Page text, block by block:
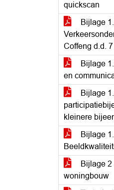
quickscan
Bijlage
Coffeng d.d.
Bijlage
en
Bijlage
kleinere
Bijlage
Bijlage 2
woningbouw